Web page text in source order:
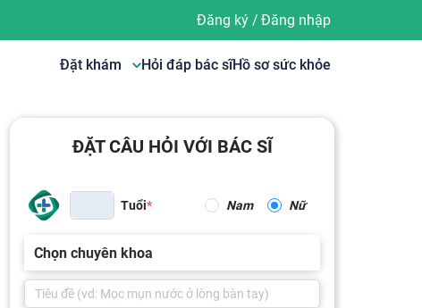
Đăng ký/ Đăng nhập
Đặt khám Hỏi đáp bác sĩHồ sơ sức khỏe
ĐẶT CÂU HỎI VỚI BÁC SĨ
Tuổi Nam Nữ
Chọn chuyên khoa